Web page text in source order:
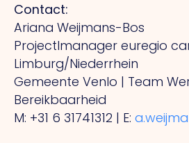
Contact:
Ariana Weijmans-Bos
Projectlmanager euregio
Limburg/Niederrhein
Gemeente Venlo | Team
Bereikbaarheid
M: +31 6 31741312 | E: